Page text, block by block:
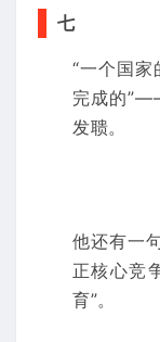
七
“一个国
完成的
发聩。
他还有一
正核心竞
育”。